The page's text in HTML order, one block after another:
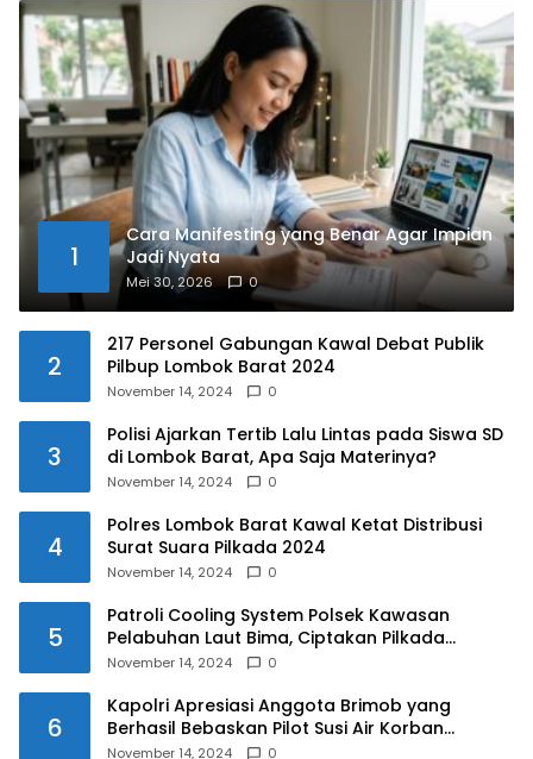
1
Cara Manifesting yang Benar Agar Impian
Jadi Nyata
Mei 30, 2026 0
2
217 Personel Gabungan Kawal Debat Publik
Pilbup Lombok Barat 2024
November 14, 2024 0
3
Polisi Ajarkan Tertib Lalu Lintas pada Siswa SD
di Lombok Barat, Apa Saja Materinya?
November 14, 2024 0
4
Polres Lombok Barat Kawal Ketat Distribusi
Surat Suara Pilkada 2024
November 14, 2024 0
5
Patroli Cooling System Polsek Kawasan
Pelabuhan Laut Bima, Ciptakan Pilkada
Serentak 2024 yang Aman dan Damai
November 14, 2024 0
6
Kapolri Apresiasi Anggota Brimob yang
Berhasil Bebaskan Pilot Susi Air Korban
Penyanderaan KKB
November 14, 2024 0